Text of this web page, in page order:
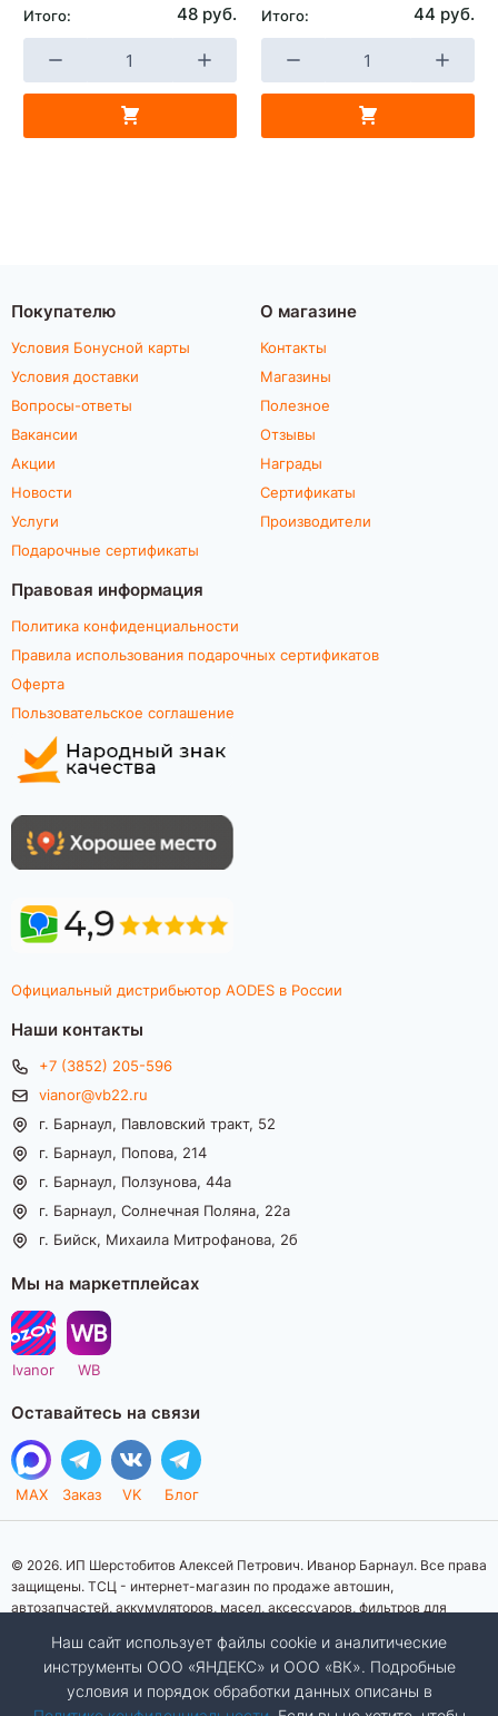
Итого: 48 руб. Итого: 44 руб.
Покупателю
Условия Бонусной карты
Условия доставки
Вопросы-ответы
Вакансии
Акции
Новости
Услуги
Подарочные сертификаты
О магазине
Контакты
Магазины
Полезное
Отзывы
Награды
Сертификаты
Производители
Правовая информация
Политика конфиденциальности
Правила использования подарочных сертификатов
Оферта
Пользовательское соглашение
Официальный дистрибьютор AODES в России
Наши контакты
+7 (3852) 205-596
vianor@vb22.ru
г. Барнаул, Павловский тракт, 52
г. Барнаул, Попова, 214
г. Барнаул, Ползунова, 44а
г. Барнаул, Солнечная Поляна, 22а
г. Бийск, Михаила Митрофанова, 2б
Мы на маркетплейсах
Ivanor WB
Оставайтесь на связи
MAX Заказ VK Блог
© 2026. ИП Шерстобитов Алексей Петрович. Иванор Барнаул. Все права
защищены. ТСЦ - интернет-магазин по продаже автошин,
автозапчастей, аккумуляторов, масел, аксессуаров, фильтров для
информационный характер. Представленная информация о товарах, их
стоимости, характеристик, фото, наличия на складе ни при каких
условиях не является публичной офертой, определяемой положениями
Статьи 437 (2) Гражданского кодекса Российской Федерации.
Наш сайт использует файлы cookie и аналитические
инструменты ООО «ЯНДЕКС» и ООО «ВК». Подробные
условия и порядок обработки данных описаны в